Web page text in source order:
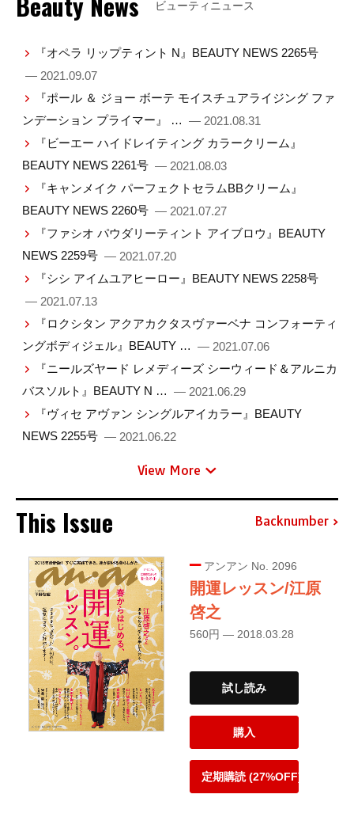
ビューティニュース
『オペラ リップティント N』BEAUTY NEWS 2265号
— 2021.09.07
『ポール ＆ ジョー ボーテ モイスチュアライジング ファ
ンデーション プライマー』 … — 2021.08.31
『ビーエー ハイドレイティング カラークリーム』
BEAUTY NEWS 2261号 — 2021.08.03
『キャンメイク パーフェクトセラムBBクリーム』
BEAUTY NEWS 2260号 — 2021.07.27
『ファシオ パウダリーティント アイブロウ』BEAUTY
NEWS 2259号 — 2021.07.20
『シシ アイムユアヒーロー』BEAUTY NEWS 2258号
— 2021.07.13
『ロクシタン アクアカクタスヴァーベナ コンフォーティ
ングボディジェル』BEAUTY … — 2021.07.06
『ニールズヤード レメディーズ シーウィード＆アルニカ
バスソルト』BEAUTY N … — 2021.06.29
『ヴィセ アヴァン シングルアイカラー』BEAUTY
NEWS 2255号 — 2021.06.22
View More
This Issue Backnumber
アンアン No. 2096
開運レッスン/江原
啓之
560円 — 2018.03.28
試し読み
購入
定期購読 (27%OFF)